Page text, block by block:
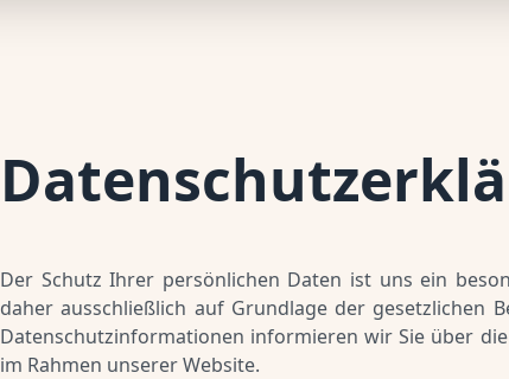
Der Schutz Ihrer persönlichen Daten ist uns ein
daher ausschließlich auf Grundlage der gesetzlichen
Datenschutzinformationen informieren wir Sie über
im Rahmen unserer Website.